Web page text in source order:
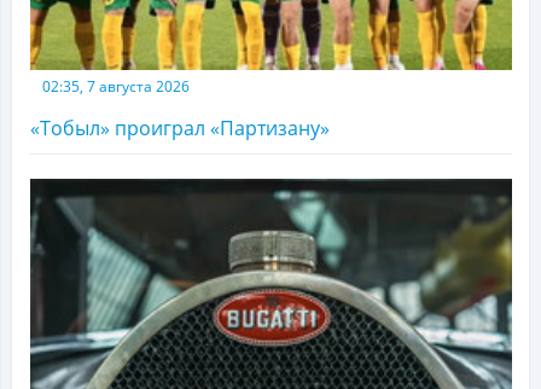
02:35, 7 августа 2026
«Тобыл» проиграл «Партизану»